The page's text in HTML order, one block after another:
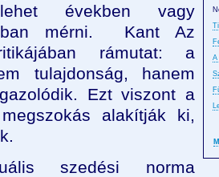
A
években vagy
mérni. Kant Az
rámutat: a
tulajdonság, hanem
Ezt viszont a
alakítják ki,
szedési norma